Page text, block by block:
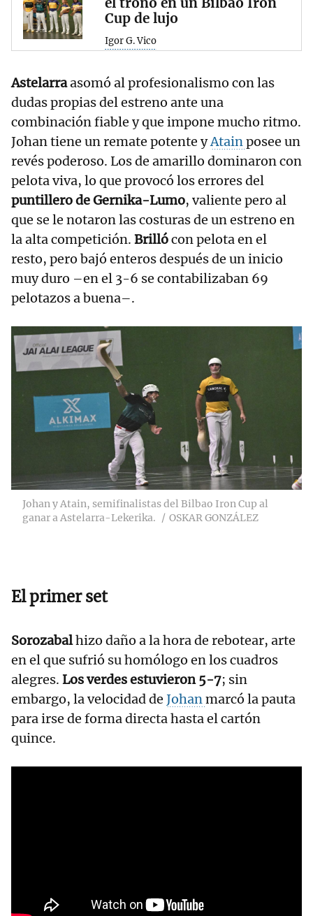
Cup de lujo
Igor G. Vico
Astelarraasomó al profesionalismo con las
dudas propias del estreno ante una
combinación fiable y que impone mucho ritmo.
Johan tiene un remate potente yAtainposee un
revés poderoso. Los de amarillo dominaron con
pelota viva, lo que provocó los errores del
puntillero de Gernika-Lumo, valiente pero al
que se le notaron las costuras de un estreno en
la alta competición. Brillócon pelota en el
resto, pero bajó enteros después de un inicio
muy duro –en el 3-6 se contabilizaban 69
pelotazos a buena–.
Johan y Atain, semifinalistas del Bilbao Iron Cup al
ganar a Astelarra-Lekerika.
OSKAR GONZÁLEZ
El primer set
Sorozabalhizo daño a la hora de rebotear, arte
en el que sufrió su homólogo en los cuadros
alegres. Los verdes estuvieron 5-7; sin
embargo, la velocidad de Johanmarcó la pauta
para irse de forma directa hasta el cartón
quince.